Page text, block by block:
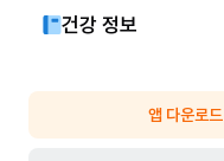
건강 정보
앱 다운로드